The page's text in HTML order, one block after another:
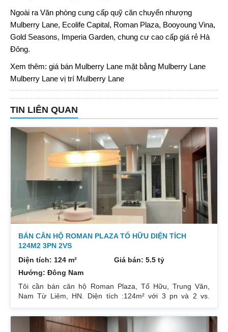
Ngoài ra Văn phòng cung cấp quỹ căn chuyển nhượng
Mulberry Lane, Ecolife Capital, Roman Plaza, Booyoung Vina,
Gold Seasons, Imperia Garden, chung cư cao cấp giá rẻ Hà
Đông.
Xem thêm: giá bán Mulberry Lane mặt bằng Mulberry Lane
Mulberry Lane vị trí Mulberry Lane
TIN LIÊN QUAN
BÁN CĂN HỘ ROMAN PLAZA TỐ HỮU DIỆN TÍCH
124M2 3PN 2VS
Diện tích: 124 m²
Giá bán: 5.5 tỷ
Hướng: Đông Nam
Tôi cần bán căn hộ Roman Plaza, Tố Hữu, Trung Văn,
Nam Từ Liêm, HN. Diện tích :124m² với 3 pn và 2 vs.
mới đầu tư 900 triệu. Giá 5,5 tỷ Sổ đỏ chính chủ. Tôi thiện
trí muốn bán nên khách nào thực sự muốn mua. Liên hệ :